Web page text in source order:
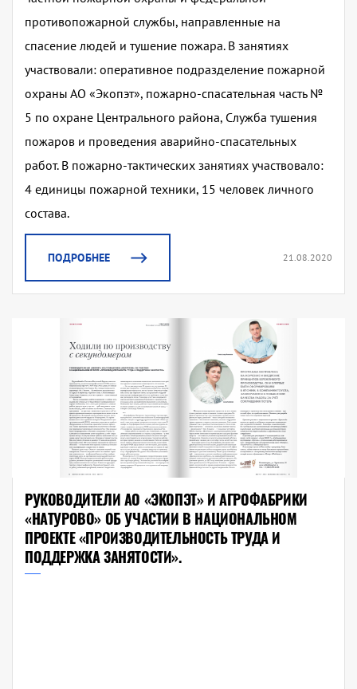
противопожарной службы, направленные на
спасение людей и тушение пожара. В занятиях
участвовали: оперативное подразделение пожарной
охраны АО «Экопэт», пожарно-спасательная часть №
5 по охране Центрального района, Служба тушения
пожаров и проведения аварийно-спасательных
работ. В пожарно-тактических занятиях участвовало:
4 единицы пожарной техники, 15 человек личного
состава.
ПОДРОБНЕЕ 21.08.2020
РУКОВОДИТЕЛИ АО «ЭКОПЭТ» И АГРОФАБРИКИ
«НАТУРОВО» ОБ УЧАСТИИ В НАЦИОНАЛЬНОМ
ПРОЕКТЕ «ПРОИЗВОДИТЕЛЬНОСТЬ ТРУДА И
ПОДДЕРЖКА ЗАНЯТОСТИ».